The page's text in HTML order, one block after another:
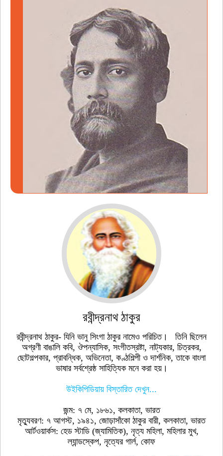
রবীন্দ্রনাথ ঠাকুর
রবীন্দ্রনাথ ঠাকুর- যিনি ভানু সিংগা ঠাকুর নামেও পরিচিত। তিনি ছিলেন
অগ্রণী বাঙালি কবি, ঔপন্যাসিক, সংগীতস্রষ্টা, নাট্যকার, চিত্রকর,
ছোটগল্পকার, প্রাবন্ধিক, অভিনেতা, কণ্ঠশিল্পী ও দার্শনিক, তাকে বাংলা
ভাষার সর্বশ্রেষ্ঠ সাহিত্যিক মনে করা হয়।
উইকিপিডিয়ায় বিস্তারিত দেখুন...
জন্ম: ৭ মে, ১৮৬১, কলকাতা, ভারত
মৃত্যুবরণ: ৭ আগস্ট, ১৯৪১, জোড়াসাঁকো ঠাকুর বারী, কলকাতা, ভারত
আর্টওয়ার্কস: হেড স্টাডি (জ্যামিতিক), নৃত্য মহিলা, মহিলার মুখ,
ল্যান্ডস্কেপ, নৃত্যের গার্ল, কোফ